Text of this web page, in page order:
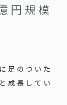
円規模
足のついた
成長してい